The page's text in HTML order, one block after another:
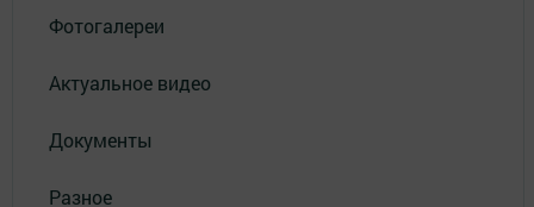
Фотогалереи
Актуальное видео
Документы
Разное